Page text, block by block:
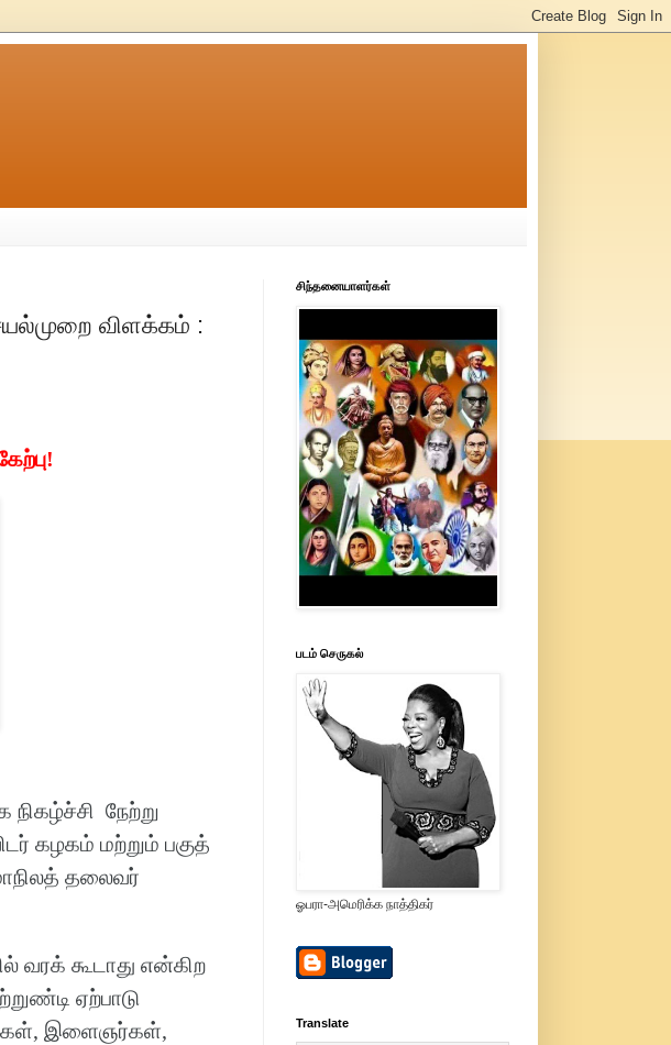
விளக்கம் :
நேற்று
கழகம் மற்றும் பகுத்
தலைவர்
வரக் கூடாது என்கிற
ஏற்பாடு
இளைஞர்கள்,
சிந்தனையாளர்கள்
படம் செருகல்
ஓபரா-அமெரிக்க நாத்திகர்
Translate